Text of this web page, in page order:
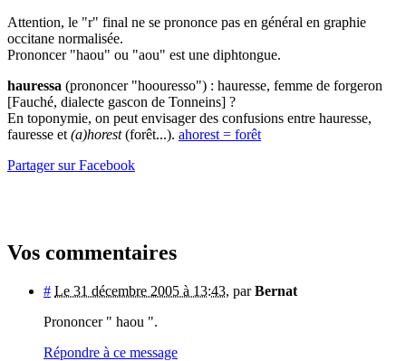
Attention, le "r" final ne se prononce pas en général en graphie
occitane normalisée.
Prononcer "haou" ou "aou" est une diphtongue.
hauressa (prononcer "hoouresso") : hauresse, femme de forgeron
[Fauché, dialecte gascon de Tonneins] ?
En toponymie, on peut envisager des confusions entre hauresse,
fauresse et (a)horest(forêt...). ahorest = forêt
Partager sur Facebook
Vos commentaires
# Le 31 décembre 2005 à 13:43, parBernat
Prononcer " haou ".
Répondre à ce message